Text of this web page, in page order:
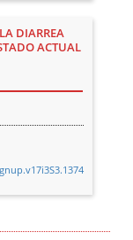
DIARREA
ACTUAL